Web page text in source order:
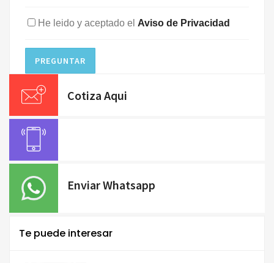
He leido y aceptado el Aviso de Privacidad
PREGUNTAR
Cotiza Aqui
Enviar Whatsapp
Te puede interesar